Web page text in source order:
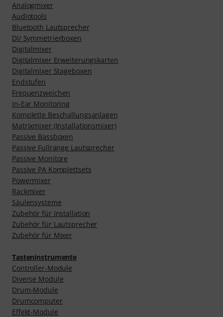
Analogmixer
Audiotools
Bluetooth Lautsprecher
DI/ Symmetrierboxen
Digitalmixer
Digitalmixer Erweiterungskarten
Digitalmixer Stageboxen
Endstufen
Frequenzweichen
In-Ear Monitoring
Komplette Beschallungsanlagen
Matrixmixer (Installationsmixer)
Passive Bassboxen
Passive Fullrange Lautsprecher
Passive Monitore
Passive PA Komplettsets
Powermixer
Rackmixer
Säulensysteme
Zubehör für Installation
Zubehör für Lautsprecher
Zubehör für Mixer
Tasteninstrumente
Controller-Module
Diverse Module
Drum-Module
Drumcomputer
Effekt-Module